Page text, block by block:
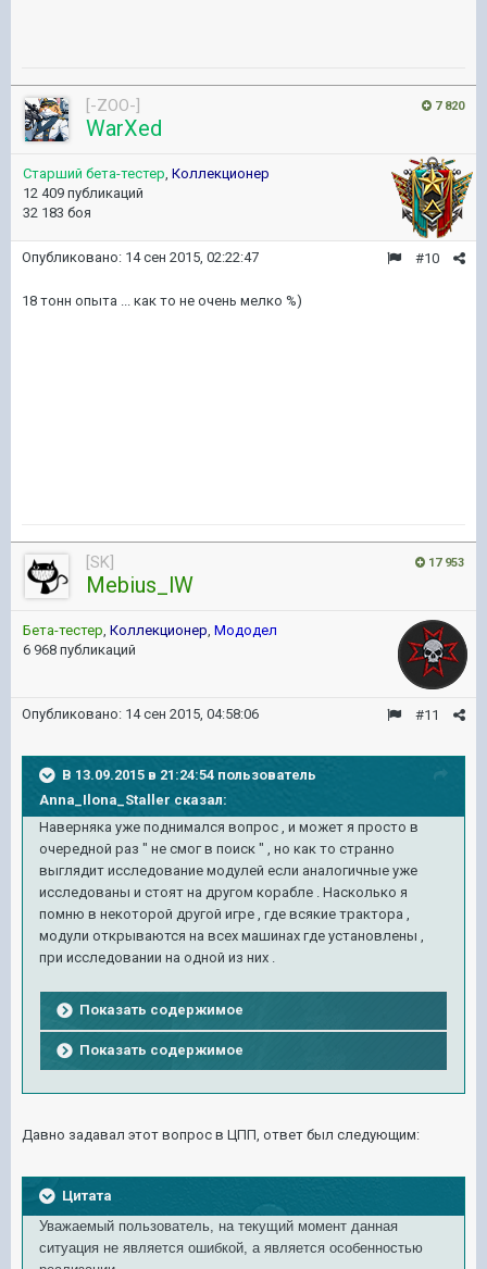
7 820
[-ZOO-]
WarXed
Старший бета-тестер, Коллекционер
12 409 публикаций
32 183 боя
#10
Опубликовано: 14 сен 2015, 02:22:47
18 тонн опыта ... как то не очень мелко %)
17 953
[SK]
Mebius_lW
Бета-тестер, Коллекционер, Мододел
6 968 публикаций
#11
Опубликовано: 14 сен 2015, 04:58:06
В 13.09.2015 в 21:24:54 пользователь
Anna_Ilona_Staller сказал:
Наверняка уже поднимался вопрос , и может я просто в
очередной раз " не смог в поиск " , но как то странно
выглядит исследование модулей если аналогичные уже
исследованы и стоят на другом корабле . Насколько я
помню в некоторой другой игре , где всякие трактора ,
модули открываются на всех машинах где установлены ,
при исследовании на одной из них .
Показать содержимое
Показать содержимое
Давно задавал этот вопрос в ЦПП, ответ был следующим:
Цитата
Уважаемый пользователь, на текущий момент данная
ситуация не является ошибкой, а является особенностью